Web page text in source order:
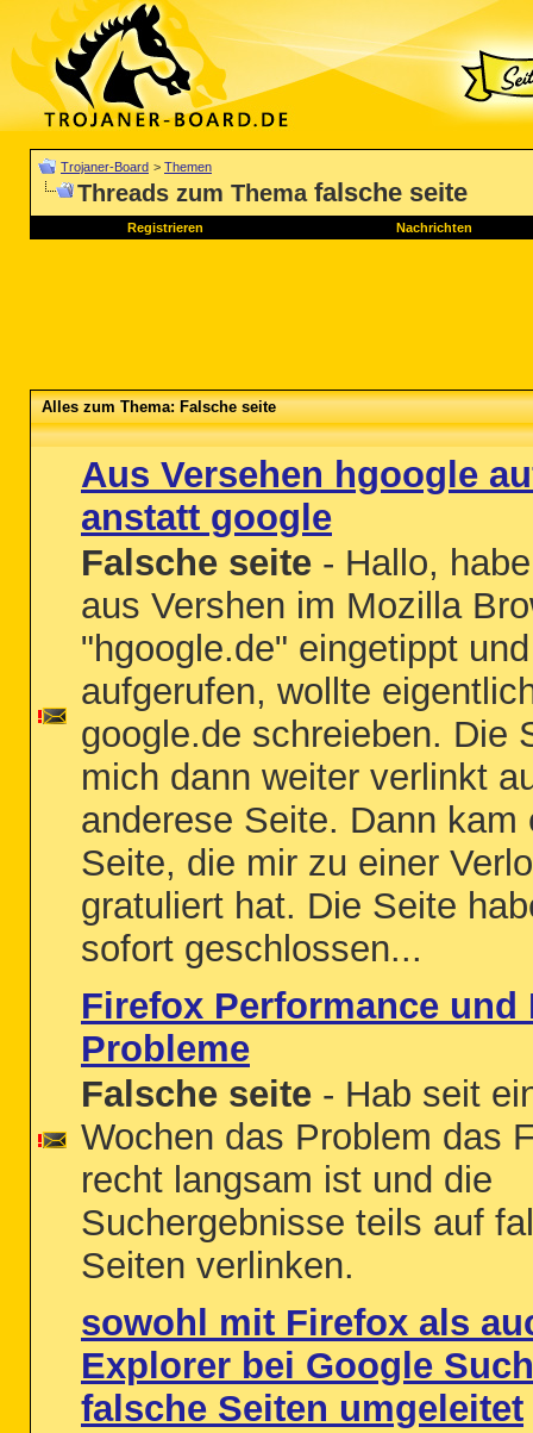
Trojaner-Board > Themen
Threads zum Thema falsche seite
Registrieren Nachrichten
Alles zum Thema: Falsche seite
Aus Versehen hgoogle
anstatt google
Falsche seite - Hallo,
aus Vershen im Mozilla
"hgoogle.de" eingetippt und
aufgerufen, wollte
google.de schreieben. Die
mich dann weiter verlinkt
anderese Seite. Dann kam
Seite, die mir zu einer
gratuliert hat. Die Seite
sofort geschlossen...
Firefox Performance und
Probleme
Falsche seite - Hab seit
Wochen das Problem das
recht langsam ist und die
Suchergebnisse teils auf
Seiten verlinken.
sowohl mit Firefox als
Explorer bei Google
falsche Seiten umgeleitet